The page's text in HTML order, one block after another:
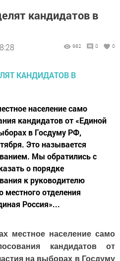
кандидатов в
982 0 0
население само
кандидатов от «Единой
в Госдуму РФ,
Это называется
Мы обратились с
о порядке
к руководителю
местного отделения
Россия»...
местное население само
кандидатов от
на выборах в Госдуму